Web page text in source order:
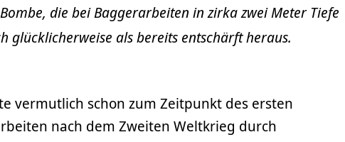
die bei Baggerarbeiten in zirka zwei Meter Tiefe
glücklicherweise als bereits entschärft heraus.
vermutlich schon zum Zeitpunkt des ersten
nach dem Zweiten Weltkrieg durch